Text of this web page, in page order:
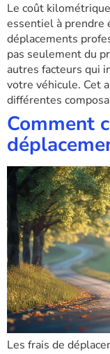
Le coût
essentiel à prendre
déplacements
pas seulement du
autres facteurs qui
votre véhicule. Cet
différentes
Comment
Les frais de